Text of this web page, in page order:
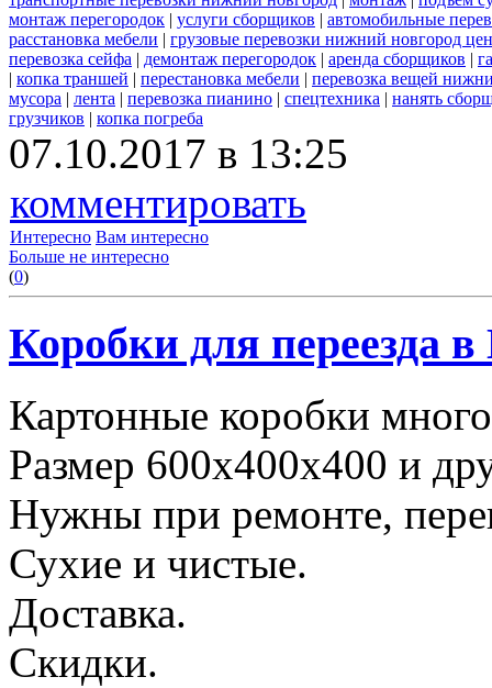
монтаж перегородок | услуги сборщиков | автомобильные
расстановка мебели | грузовые перевозки нижний новгород
перевозка сейфа | демонтаж перегородок | аренда сборщиков |
| копка траншей | перестановка мебели | перевозка вещей
мусора | лента | перевозка пианино | спецтехника | нанять
грузчиков | копка погреба
07.10.2017 в 13:25
комментировать
Интересно Вам интересно
Больше не интересно
(0)
Коробки для переезда
Картонные коробки
Размер 600х400х400 и
Нужны при ремонте,
Сухие и чистые.
Доставка.
Скидки.